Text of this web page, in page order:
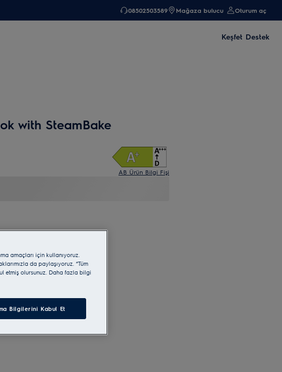
08502503589 Mağaza bulucu Oturum aç
Keşfet Destek
with SteamBake
AB Ürün Bilgi Fişi
amaçları için kullanıyoruz.
da paylaşıyoruz. “Tüm
etmiş olursunuz. Daha fazla bilgi
Bilgilerini Kabul Et